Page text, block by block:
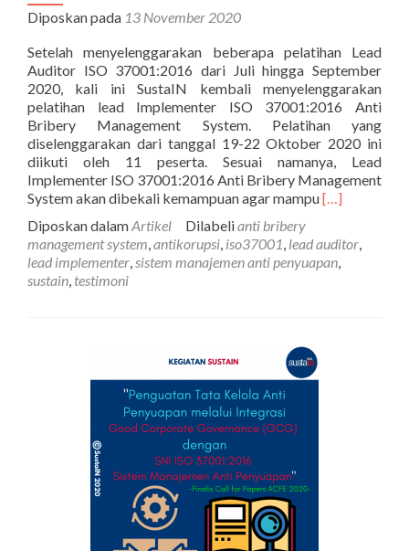
Diposkan pada 13 November 2020
Setelah menyelenggarakan beberapa pelatihan Lead
Auditor ISO 37001:2016 dari Juli hingga September
2020, kali ini SustaIN kembali menyelenggarakan
pelatihan lead Implementer ISO 37001:2016 Anti
Bribery Management System. Pelatihan yang
diselenggarakan dari tanggal 19-22 Oktober 2020 ini
diikuti oleh 11 peserta. Sesuai namanya, Lead
Implementer ISO 37001:2016 Anti Bribery Management
System akan dibekali kemampuan agar mampuSelengkapnya
PECB
Training
[…]
Diposkan dalamArtikel Dilabelianti bribery
management system,antikorupsi, iso37001, lead auditor,
lead implementer,sistem manajemen anti penyuapan,
sustain, testimoni